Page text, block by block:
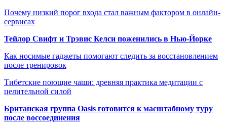
Почему низкий порог входа стал важным фактором в онлайн-
сервисах
Тейлор Свифт и Трэвис Келси поженились в Нью-Йорке
Как носимые гаджеты помогают следить за восстановлением
после тренировок
Тибетские поющие чаши: древняя практика медитации с
целительной силой
Британская группа Oasis готовится к масштабному туру
после воссоединения